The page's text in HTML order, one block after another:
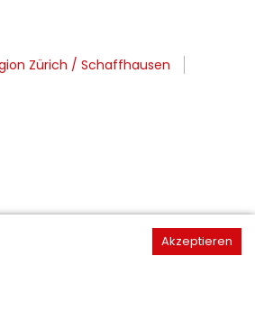
Zürich / Schaffhausen
Akzeptieren